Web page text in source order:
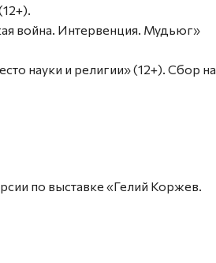
война. Интервенция. Мудьюг»
науки и религии» (12+). Сбор на
по выставке «Гелий Коржев.